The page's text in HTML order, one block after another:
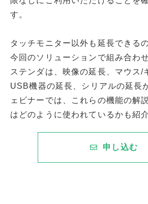
す。
タッチモニター以外も延長できる
今回のソリューションで組み合わ
ステンダは、映像の延長、マウス/
USB機器の延長、シリアルの延長
ェビナーでは、これらの機能の解
はどのように使われているかも紹
申し込む